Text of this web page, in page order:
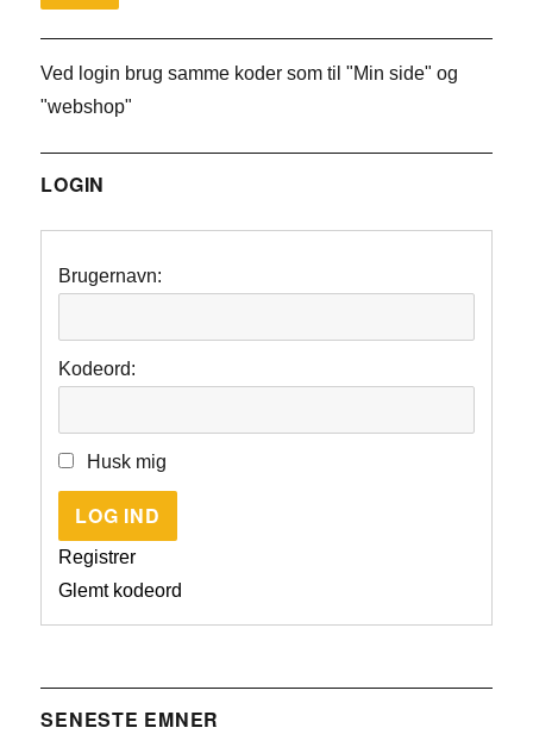
Ved login brug samme koder som til "Min side" og
"webshop"
LOGIN
Brugernavn:
Kodeord:
Husk mig
LOG IND
Registrer
Glemt kodeord
SENESTE EMNER